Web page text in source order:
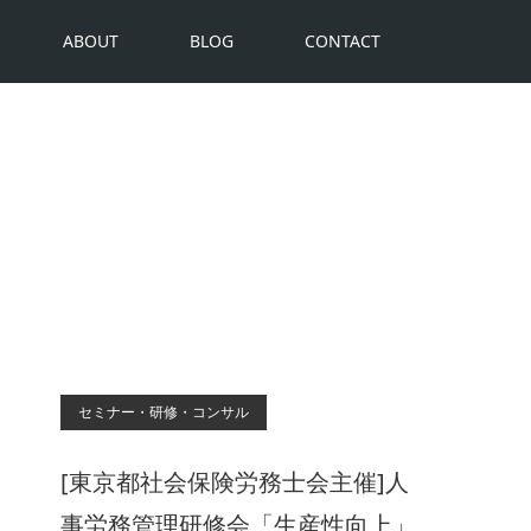
ABOUT BLOG CONTACT
セミナー・研修・コンサル
[東京都社会保険労務士会主催]人
事労務管理研修会「生産性向上」